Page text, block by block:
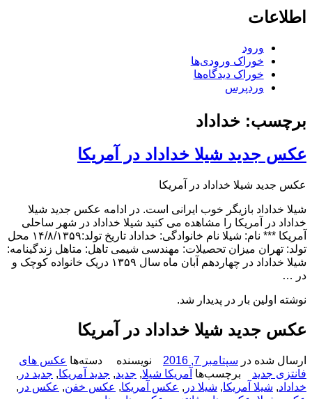
اطلاعات
ورود
خوراک ورودی‌ها
خوراک دیدگاه‌ها
وردپرس
برچسب: خداداد
عکس جدید شیلا خداداد در آمریکا
عکس جدید شیلا خداداد در آمریکا
شیلا خداداد بازیگر خوب ایرانی است. در ادامه عکس جدید شیلا
خداداد در آمریکا را مشاهده می کنید شیلا خداداد در شهر ساحلی
آمریکا *** نام: شیلا نام خانوادگی: خداداد تاریخ تولد:۱۴/۸/۱۳۵۹ محل
تولد: تهران میزان تحصیلات: مهندسی شیمی تاهل: متاهل زندگینامه:
شیلا خداداد در چهاردهم آبان ماه سال ۱۳۵۹ دریک خانواده کوچک و
در …
نوشته اولین بار در پدیدار شد.
عکس جدید شیلا خداداد در آمریکا
ارسال شده در سپتامبر 7, 2016 نویسنده دسته‌ها عکس های
فانتزی جدید
برچسب‌ها آمریکا شیلا, جدید, جدید آمریکا, جدید در ,
خداداد, شیلا آمریکا, شیلا در , عکس آمریکا, عکس خفن, عکس در ,